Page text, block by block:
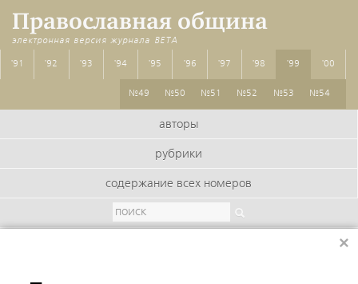
Православная община
электронная версия журнала BETA
'91 '92 '93 '94 '95 '96 '97 '98 '99
№49 №50 №51 №52 №53 №54
'00
авторы
рубрики
содержание всех номеров
×